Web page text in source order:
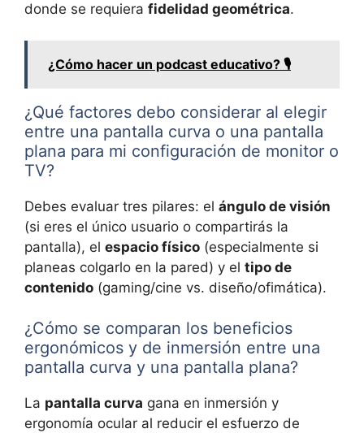
donde se requiera fidelidad geométrica.
¿Cómo hacer un podcast educativo? 🎙️
¿Qué factores debo considerar al elegir
entre una pantalla curva o una pantalla
plana para mi configuración de monitor o
TV?
Debes evaluar tres pilares: el ángulo de visión
(si eres el único usuario o compartirás la
pantalla), el espacio físico (especialmente si
planeas colgarlo en la pared) y el tipo de
contenido (gaming/cine vs. diseño/ofimática).
¿Cómo se comparan los beneficios
ergonómicos y de inmersión entre una
pantalla curva y una pantalla plana?
La pantalla curva gana en inmersión y
ergonomía ocular al reducir el esfuerzo de